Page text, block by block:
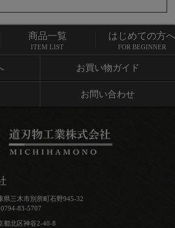
商品一覧
お買い物ガイド
お問い合わせ
商品一覧
ITEM LIST
はじめての方へ
FOR BEGINNER
木市別所町石野945-32
83-5707
都北区神谷2-40-8